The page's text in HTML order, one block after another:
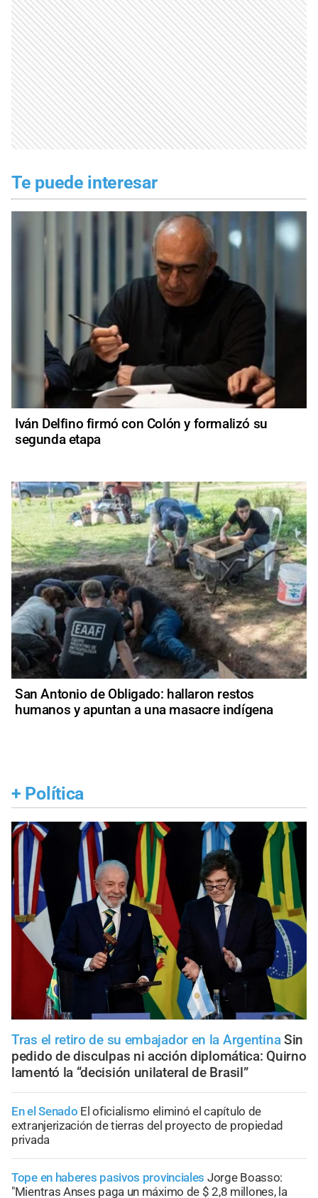
Te puede interesar
Iván Delfino firmó con Colón y formalizó su
segunda etapa
San Antonio de Obligado: hallaron restos
humanos y apuntan a una masacre indígena
+ Política
Tras el retiro de su embajador en la Argentina Sin
pedido de disculpas ni acción diplomática: Quirno
lamentó la “decisión unilateral de Brasil”
En el Senado El oficialismo eliminó el capítulo de
extranjerización de tierras del proyecto de propiedad
privada
Tope en haberes pasivos provinciales Jorge Boasso:
"Mientras Anses paga un máximo de $ 2,8 millones, la